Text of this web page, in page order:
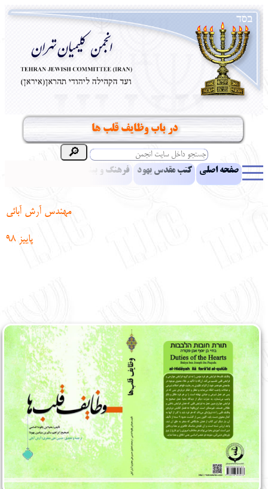
در باب وظایف قلب ها
صفحه اصلی کتب مقدس یهود فرهنگ و بینش یهود
مهندس آرش آبائی
پاییز 98